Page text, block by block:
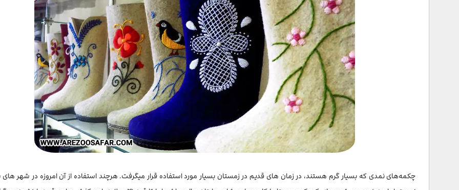
چکمه‌های نمدی که بسیار گرم هستند، در زمان های قدیم در زمستان بسیار مورد استفاده قرار میگرفت. هرچند استفاده از آن امروزه در شهر های